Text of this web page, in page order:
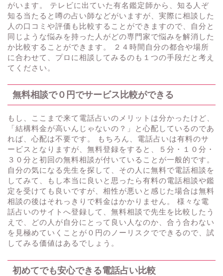
がいます。 テレビに出ていた有名鑑定師から、知る人ぞ
知る当たると噂の占い師などがいますが、実際に相談した
人の口コミや評価も比較することができますので、自分と
同じような悩みを持った人がどの専門家で悩みを解消した
か比較することができます。 ２４時間自分の都合や場所
に合わせて、プロに相談してみるのも１つの手段だと考え
てください。
無料相談で０円でサービス比較ができる
もし、ここまで来て電話占いのメリットは分かったけど、
「結構料金が高いんじゃないの？」と心配しているのであ
れば、心配は不要です。 もちろん、電話占いは有料のサ
ービスとなりますが、無料登録をすると、５分・１０分・
３０分と初回の無料相談が付いていることが一般的です。
自分の気になる先生を探して、その人に無料で電話相談を
してみて、もし本当に良いと思ったら有料の電話相談や鑑
定を受けても良いですが、相性が悪いと感じた場合は無料
相談の後はそれっきりで料金はかかりません。 様々な電
話占いのサイトへ登録して、無料相談で先生を比較したう
えで、どの人が自分にとって良い人なのか、合う合わない
を見極めていくことが０円のノーリスクでできるので、試
してみる価値はあるでしょう。
初めてでも安心できる電話占い比較